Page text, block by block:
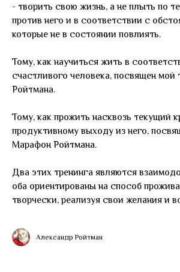
- творить свою жизнь, а не плыть по
против него и в соответствии с
которые не в состоянии повлиять.
Тому, как научиться жить в
счастливого человека, посвящен мой
Ройтмана.
Тому, как прожить насквозь текущий
продуктивному выходу из него,
Марафон Ройтмана.
Два этих тренинга являются
оба ориентированы на способ
творчески, реализуя свои желания и
Александр Ройтман